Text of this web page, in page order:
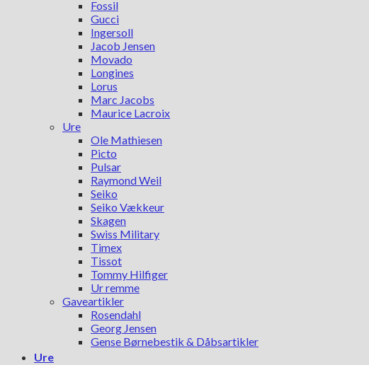
Fossil
Gucci
Ingersoll
Jacob Jensen
Movado
Longines
Lorus
Marc Jacobs
Maurice Lacroix
Ure
Ole Mathiesen
Picto
Pulsar
Raymond Weil
Seiko
Seiko Vækkeur
Skagen
Swiss Military
Timex
Tissot
Tommy Hilfiger
Ur remme
Gaveartikler
Rosendahl
Georg Jensen
Gense Børnebestik & Dåbsartikler
Ure